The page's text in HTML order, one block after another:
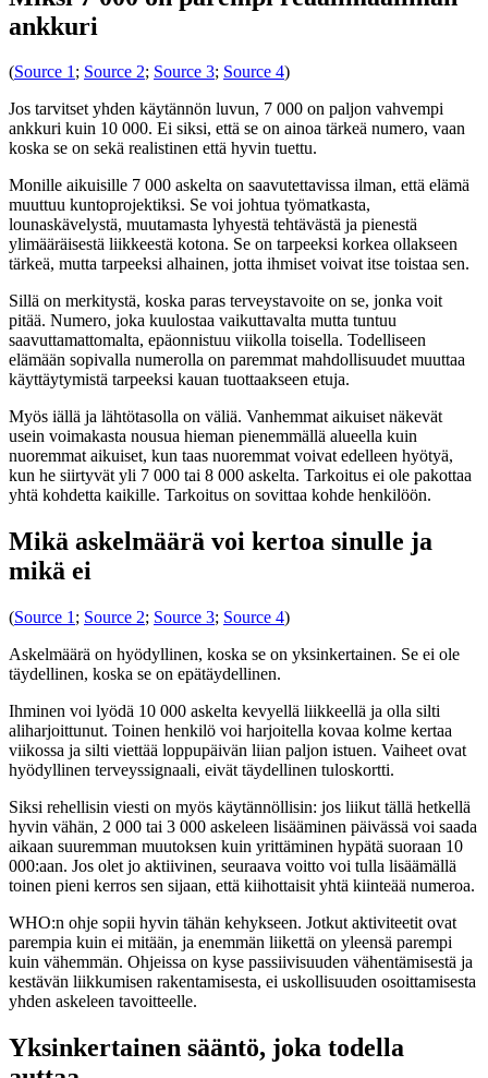
ankkuri
(Source 1; Source 2; Source 3; Source 4)
Jos tarvitset yhden käytännön luvun, 7 000 on paljon vahvempi
ankkuri kuin 10 000. Ei siksi, että se on ainoa tärkeä numero, vaan
koska se on sekä realistinen että hyvin tuettu.
Monille aikuisille 7 000 askelta on saavutettavissa ilman, että elämä
muuttuu kuntoprojektiksi. Se voi johtua työmatkasta,
lounaskävelystä, muutamasta lyhyestä tehtävästä ja pienestä
ylimääräisestä liikkeestä kotona. Se on tarpeeksi korkea ollakseen
tärkeä, mutta tarpeeksi alhainen, jotta ihmiset voivat itse toistaa sen.
Sillä on merkitystä, koska paras terveystavoite on se, jonka voit
pitää. Numero, joka kuulostaa vaikuttavalta mutta tuntuu
saavuttamattomalta, epäonnistuu viikolla toisella. Todelliseen
elämään sopivalla numerolla on paremmat mahdollisuudet muuttaa
käyttäytymistä tarpeeksi kauan tuottaakseen etuja.
Myös iällä ja lähtötasolla on väliä. Vanhemmat aikuiset näkevät
usein voimakasta nousua hieman pienemmällä alueella kuin
nuoremmat aikuiset, kun taas nuoremmat voivat edelleen hyötyä,
kun he siirtyvät yli 7 000 tai 8 000 askelta. Tarkoitus ei ole pakottaa
yhtä kohdetta kaikille. Tarkoitus on sovittaa kohde henkilöön.
Mikä askelmäärä voi kertoa sinulle ja
mikä ei
(Source 1 ; Source 2; Source 3; Source 4)
Askelmäärä on hyödyllinen, koska se on yksinkertainen. Se ei ole
täydellinen, koska se on epätäydellinen.
Ihminen voi lyödä 10 000 askelta kevyellä liikkeellä ja olla silti
aliharjoittunut. Toinen henkilö voi harjoitella kovaa kolme kertaa
viikossa ja silti viettää loppupäivän liian paljon istuen. Vaiheet ovat
hyödyllinen terveyssignaali, eivät täydellinen tuloskortti.
Siksi rehellisin viesti on myös käytännöllisin: jos liikut tällä hetkellä
hyvin vähän, 2 000 tai 3 000 askeleen lisääminen päivässä voi saada
aikaan suuremman muutoksen kuin yrittäminen hypätä suoraan 10
000:aan. Jos olet jo aktiivinen, seuraava voitto voi tulla lisäämällä
toinen pieni kerros sen sijaan, että kiihottaisit yhtä kiinteää numeroa.
WHO:n ohje sopii hyvin tähän kehykseen. Jotkut aktiviteetit ovat
parempia kuin ei mitään, ja enemmän liikettä on yleensä parempi
kuin vähemmän. Ohjeissa on kyse passiivisuuden vähentämisestä ja
kestävän liikkumisen rakentamisesta, ei uskollisuuden osoittamisesta
yhden askeleen tavoitteelle.
Yksinkertainen sääntö, joka todella